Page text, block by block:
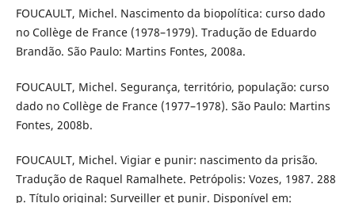
FOUCAULT, Michel. Nascimento da biopolítica: curso dado
no Collège de France (1978–1979). Tradução de Eduardo
Brandão. São Paulo: Martins Fontes, 2008a.
FOUCAULT, Michel. Segurança, território, população: curso
dado no Collège de France (1977–1978). São Paulo: Martins
Fontes, 2008b.
FOUCAULT, Michel. Vigiar e punir: nascimento da prisão.
Tradução de Raquel Ramalhete. Petrópolis: Vozes, 1987. 288
p. Título original: Surveiller et punir. Disponível em: